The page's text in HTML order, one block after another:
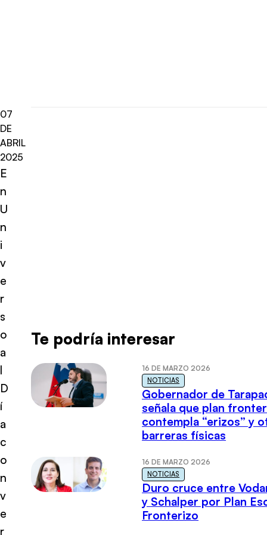
07
DE
ABRIL
2025
E
n
U
n
i
v
e
r
s
o
a
l
D
í
a
c
o
n
v
e
r
Te podría interesar
16 DE MARZO 2026
NOTICIAS
Gobernador de
señala que plan
contempla “erizos” y
barreras físicas
16 DE MARZO 2026
NOTICIAS
Duro cruce entre
y Schalper por Plan
Fronterizo